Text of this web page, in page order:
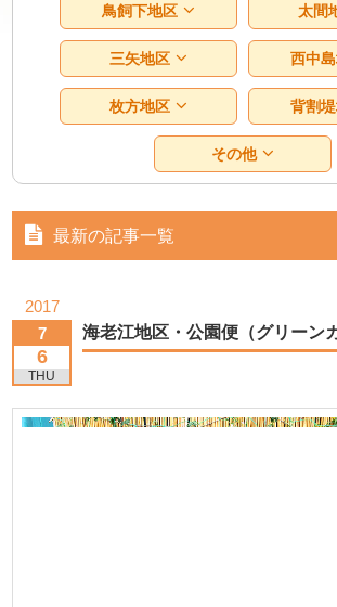
鳥飼下地区 太間
三矢地区 西中
枚方地区 背割
その他
最新の記事一覧
2017
7
6
THU
海老江地区・公園便（グリーン